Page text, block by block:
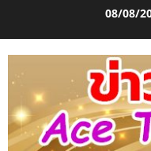
08/08/